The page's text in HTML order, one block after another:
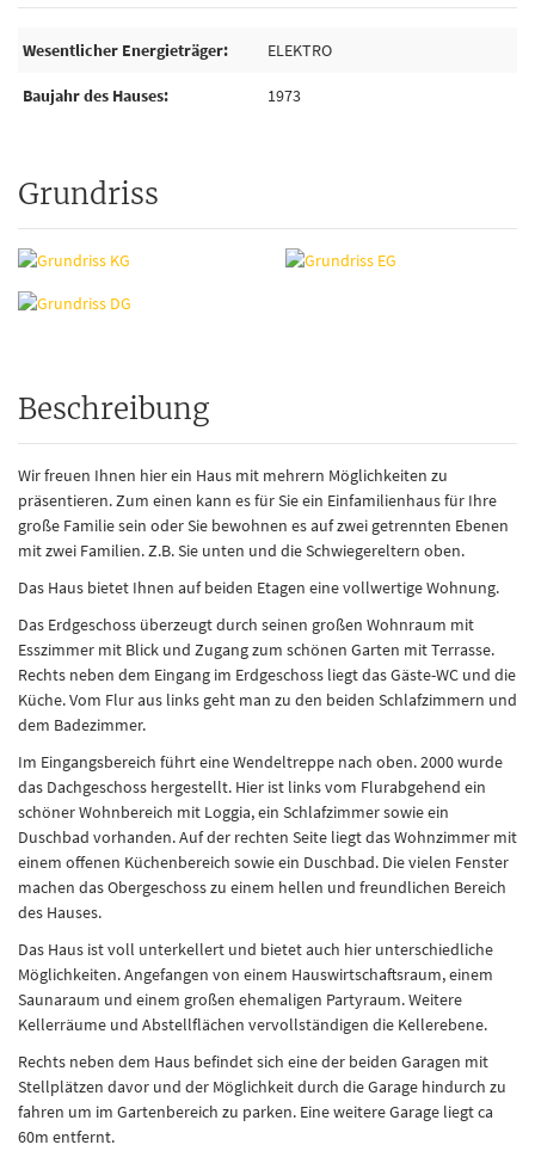
Wesentlicher Energieträger ELEKTRO
Baujahr des Hauses 1973
Grundriss
Beschreibung
Wir freuen Ihnen hier ein Haus mit mehrern Möglichkeiten zu
präsentieren. Zum einen kann es für Sie ein Einfamilienhaus für Ihre
große Familie sein oder Sie bewohnen es auf zwei getrennten Ebenen
mit zwei Familien. Z.B. Sie unten und die Schwiegereltern oben.
Das Haus bietet Ihnen auf beiden Etagen eine vollwertige Wohnung.
Das Erdgeschoss überzeugt durch seinen großen Wohnraum mit
Esszimmer mit Blick und Zugang zum schönen Garten mit Terrasse.
Rechts neben dem Eingang im Erdgeschoss liegt das Gäste-WC und die
Küche. Vom Flur aus links geht man zu den beiden Schlafzimmern und
dem Badezimmer.
Im Eingangsbereich führt eine Wendeltreppe nach oben. 2000 wurde
das Dachgeschoss hergestellt. Hier ist links vom Flurabgehend ein
schöner Wohnbereich mit Loggia, ein Schlafzimmer sowie ein
Duschbad vorhanden. Auf der rechten Seite liegt das Wohnzimmer mit
einem offenen Küchenbereich sowie ein Duschbad. Die vielen Fenster
machen das Obergeschoss zu einem hellen und freundlichen Bereich
des Hauses.
Das Haus ist voll unterkellert und bietet auch hier unterschiedliche
Möglichkeiten. Angefangen von einem Hauswirtschaftsraum, einem
Saunaraum und einem großen ehemaligen Partyraum. Weitere
Kellerräume und Abstellflächen vervollständigen die Kellerebene.
Rechts neben dem Haus befindet sich eine der beiden Garagen mit
Stellplätzen davor und der Möglichkeit durch die Garage hindurch zu
fahren um im Gartenbereich zu parken. Eine weitere Garage liegt ca
60m entfernt.